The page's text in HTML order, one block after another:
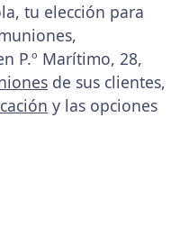
tu elección para
P.º Marítimo, 28,
de sus clientes,
y las opciones